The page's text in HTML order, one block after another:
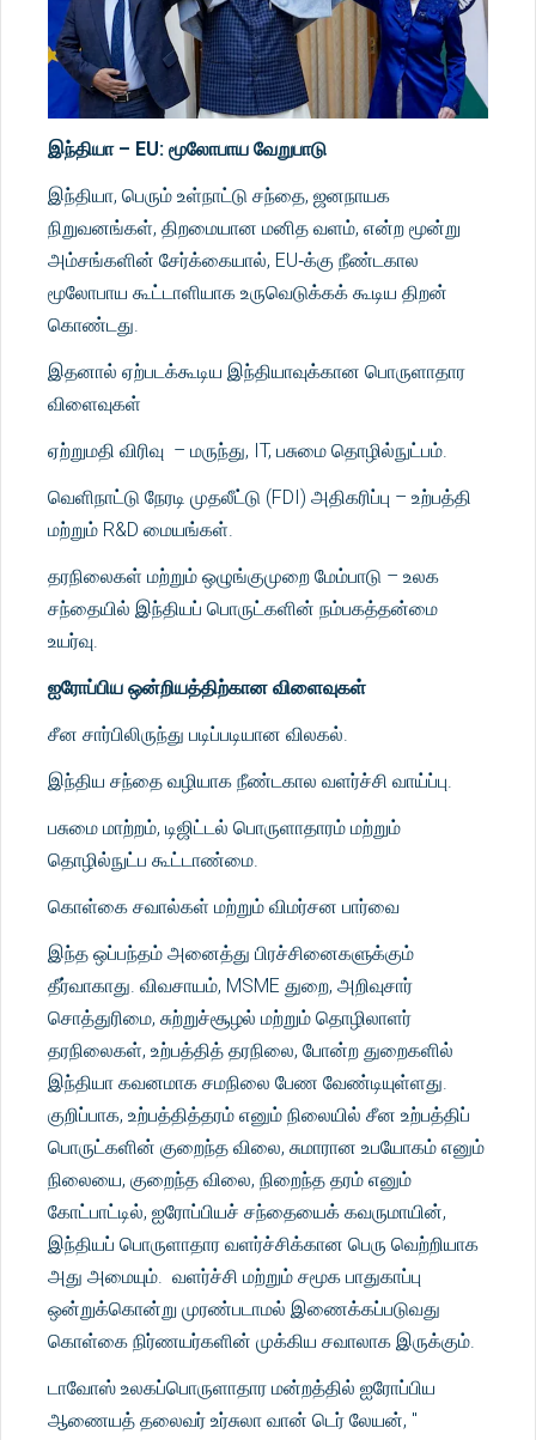
இந்தியா – EU: மூலோபாய வேறுபாடு
இந்தியா, பெரும் உள்நாட்டு சந்தை, ஜனநாயக
நிறுவனங்கள், திறமையான மனித வளம், என்ற மூன்று
அம்சங்களின் சேர்க்கையால், EU‑க்கு நீண்டகால
மூலோபாய கூட்டாளியாக உருவெடுக்கக் கூடிய திறன்
கொண்டது.
இதனால் ஏற்படக்கூடிய இந்தியாவுக்கான பொருளாதார
விளைவுகள்
ஏற்றுமதி விரிவு – மருந்து, IT, பசுமை தொழில்நுட்பம்.
வெளிநாட்டு நேரடி முதலீட்டு (FDI) அதிகரிப்பு – உற்பத்தி
மற்றும் R&D மையங்கள்.
தரநிலைகள் மற்றும் ஒழுங்குமுறை மேம்பாடு – உலக
சந்தையில் இந்தியப் பொருட்களின் நம்பகத்தன்மை
உயர்வு.
ஐரோப்பிய ஒன்றியத்திற்கான விளைவுகள்
சீன சார்பிலிருந்து படிப்படியான விலகல்.
இந்திய சந்தை வழியாக நீண்டகால வளர்ச்சி வாய்ப்பு.
பசுமை மாற்றம், டிஜிட்டல் பொருளாதாரம் மற்றும்
தொழில்நுட்ப கூட்டாண்மை.
கொள்கை சவால்கள் மற்றும் விமர்சன பார்வை
இந்த ஒப்பந்தம் அனைத்து பிரச்சினைகளுக்கும்
தீர்வாகாது. விவசாயம், MSME துறை, அறிவுசார்
சொத்துரிமை, சுற்றுச்சூழல் மற்றும் தொழிலாளர்
தரநிலைகள், உற்பத்தித் தரநிலை, போன்ற துறைகளில்
இந்தியா கவனமாக சமநிலை பேண வேண்டியுள்ளது.
குறிப்பாக, உற்பத்தித்தரம் எனும் நிலையில் சீன உற்பத்திப்
பொருட்களின் குறைந்த விலை, சுமாரான உபயோகம் எனும்
நிலையை, குறைந்த விலை, நிறைந்த தரம் எனும்
கோட்பாட்டில், ஐரோப்பியச் சந்தையைக் கவருமாயின்,
இந்தியப் பொருளாதார வளர்ச்சிக்கான பெரு வெற்றியாக
அது அமையும். வளர்ச்சி மற்றும் சமூக பாதுகாப்பு
ஒன்றுக்கொன்று முரண்படாமல் இணைக்கப்படுவது
கொள்கை நிர்ணயர்களின் முக்கிய சவாலாக இருக்கும்.
டாவோஸ் உலகப்பொருளாதார மன்றத்தில் ஐரோப்பிய
ஆணையத் தலைவர் உர்சுலா வான் டெர் லேயன், "